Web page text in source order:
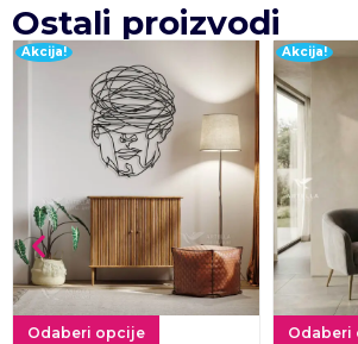
Ostali proizvodi
Akcija!
Odaberi opcije
Akcija!
Odaberi